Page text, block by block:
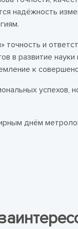
надёжность
точность и
в развитие
к
успехов,
днём